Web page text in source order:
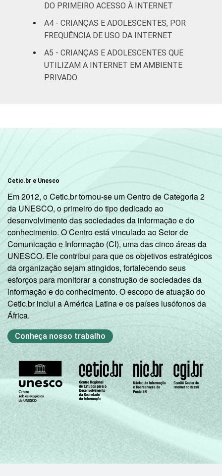
Não
respondeu
CLASSE
Pesquisa sobre o Uso da Internet por
Crianças e Adolescentes no Brasil – TIC Kids
Online Brasil 2017.
DO PRIMEIRO ACESSO À INTERNET
A4 - CRIANÇAS E ADOLESCENTES, POR
FREQUÊNCIA DE USO DA INTERNET
A5 - CRIANÇAS E ADOLESCENTES QUE
UTILIZAM A INTERNET EM AMBIENTE
PRIVADO
Cetic.br e Unesco
Em 2012, o Cetic.br tornou-se um Centro de Categoria 2
da UNESCO, o primeiro do tipo dedicado ao
desenvolvimento das sociedades da informação e do
conhecimento. O Centro está vinculado ao Setor de
Comunicação e Informação (CI), uma das cinco áreas da
UNESCO. Ele contribui para que os objetivos estratégicos
da organização sejam atingidos, fortalecendo seus
esforços para monitorar a construção de sociedades da
informação e do conhecimento. O escopo de atuação do
Cetic.br inclui a América Latina e os países lusófonos da
África.
Conheça nosso trabalho